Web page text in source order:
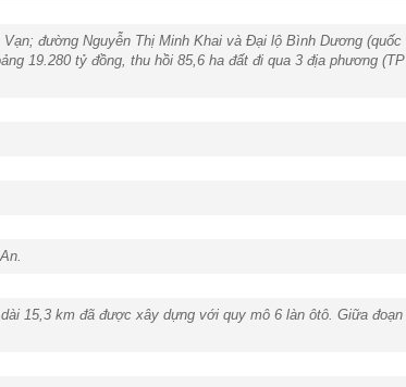
đường Nguyễn Thị Minh Khai và Đại lộ Bình Dương (quốc
19.280 tỷ đồng, thu hồi 85,6 ha đất đi qua 3 địa phương (TP
15,3 km đã được xây dựng với quy mô 6 làn ôtô. Giữa đoạn